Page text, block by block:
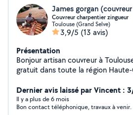
Couvreur charpentier zingueur
Toulouse (Grand Selve)
3,9/5 (13 avis)
Présentation
Bonjour artisan couvreur à Toulouse devis
gratuit dans toute la région
zinguerie rénovation de toiture dépannage de toiture
Recherche fuite toiture nettoyage
hydrofige renforcement de charpente
Dernier avis laissé par Vincent :
Il y a plus de 6 mois
Bon contact téléphonique, travaux à venir.